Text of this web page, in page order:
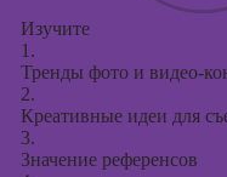
Изучите
1.
Тренды фото и видео-
2.
Креативные идеи для
3.
Значение референсов